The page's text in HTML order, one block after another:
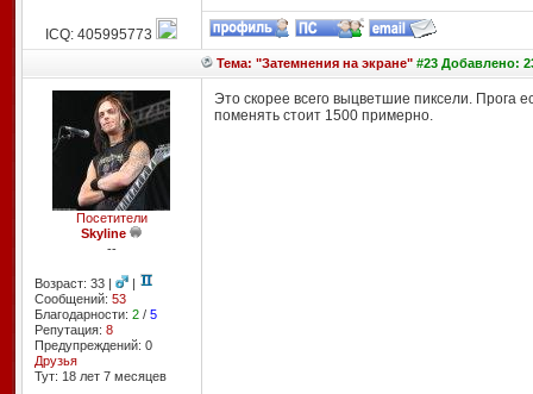
ICQ: 405995773
Тема: "Затемнения на экране"#23 Добавлено:
Посетители
Skyline
--
Возраст: 33 |
|
Сообщений: 53
Благодарности: 2/ 5
Репутация: 8
Предупреждений: 0
Друзья
Тут: 18 лет 7 месяцев
Это скорее всего выцветшие пиксели. Прога
поменять стоит 1500 примерно.